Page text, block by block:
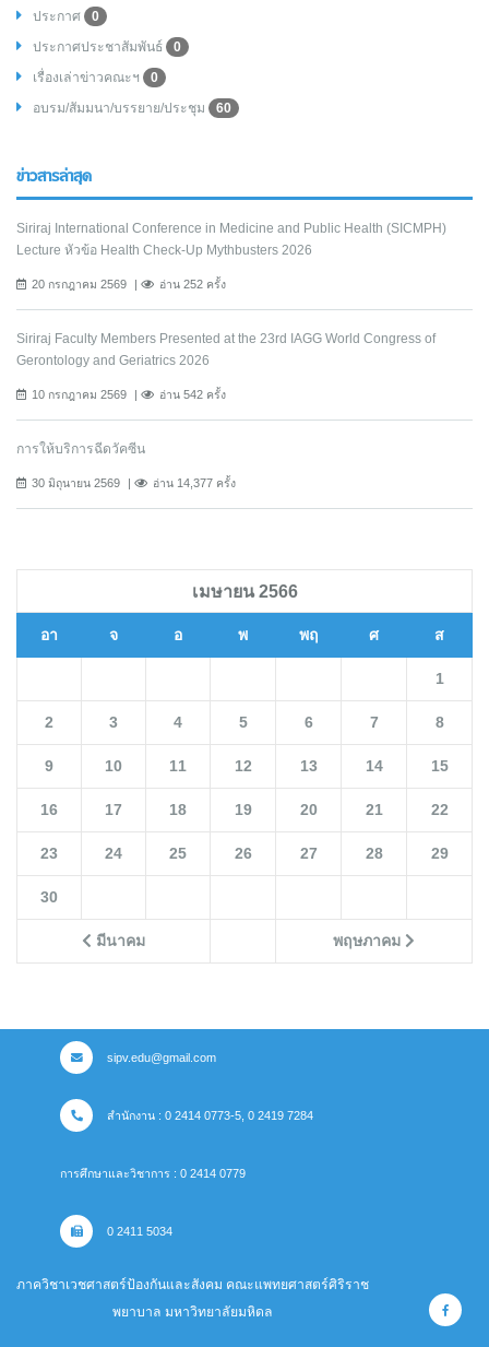
ประกาศ
0
ประกาศประชาสัมพันธ์
0
เรื่องเล่าข่าวคณะฯ
0
อบรม/สัมมนา/บรรยาย/ประชุม
60
ข่าวสารล่าสุด
Siriraj International Conference in Medicine and Public Health (SICMPH)
Lecture หัวข้อ Health Check-Up Mythbusters 2026
20 กรกฎาคม 2569 อ่าน 252 ครั้ง
Siriraj Faculty Members Presented at the 23rd IAGG World Congress of
Gerontology and Geriatrics 2026
10 กรกฎาคม 2569 อ่าน 542 ครั้ง
การให้บริการฉีดวัคซีน
30 มิถุนายน 2569 อ่าน 14,377 ครั้ง
เมษายน 2566
อา จ อ พ พฤ ศ ส
มีนาคม พฤษภาคม
1
2 3 4 5 6 7 8
9 10 11 12 13 14 15
16 17 18 19 20 21 22
23 24 25 26 27 28 29
30
sipv.edu@gmail.com
สำนักงาน : 0 2414 0773-5, 0 2419 7284
การศึกษาและวิชาการ : 0 2414 0779
0 2411 5034
ภาควิชาเวชศาสตร์ป้องกันและสังคม คณะแพทยศาสตร์ศิริราช
พยาบาล มหาวิทยาลัยมหิดล